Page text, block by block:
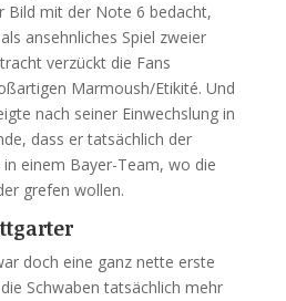
Bild mit der Note 6 bedacht,
ansehnliches Spiel zweier
verzückt die Fans
Marmoush/Etikité. Und
nach seiner Einwechslung in
dass er tatsächlich der
einem Bayer-Team, wo die
grefen wollen.
doch eine ganz nette erste
Schwaben tatsächlich mehr